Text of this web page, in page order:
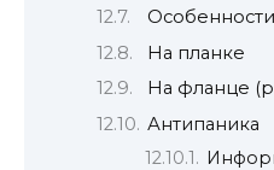
На планке
На фланце
Антипаника